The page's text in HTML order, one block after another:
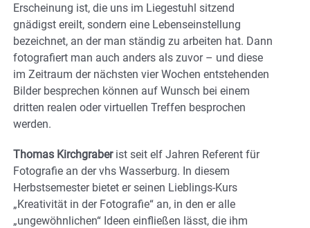
Erscheinung ist, die uns im Liegestuhl sitzend
gnädigst ereilt, sondern eine Lebenseinstellung
bezeichnet, an der man ständig zu arbeiten hat. Dann
fotografiert man auch anders als zuvor – und diese
im Zeitraum der nächsten vier Wochen entstehenden
Bilder besprechen können auf Wunsch bei einem
dritten realen oder virtuellen Treffen besprochen
werden.
Thomas Kirchgraberist seit elf Jahren Referent für
Fotografie an der vhs Wasserburg. In diesem
Herbstsemester bietet er seinen Lieblings-Kurs
„Kreativität in der Fotografie“ an, in den er alle
„ungewöhnlichen“ Ideen einfließen lässt, die ihm